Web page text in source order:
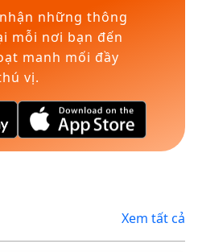
những thông
mỗi nơi bạn đến
manh mối đầy
vị.
Xem tất cả